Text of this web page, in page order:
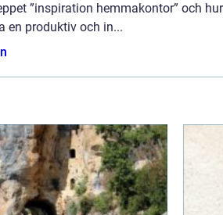
”inspiration hemmakontor” och
en produktiv och in...